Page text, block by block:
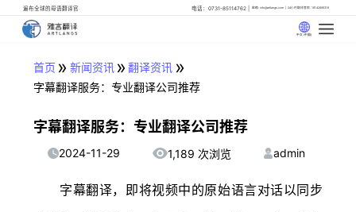
遍布全球的母语翻译官 电话：0731-85114762 邮箱: info@artlangs.com 24小时翻译管家: 18142666316
中文 (中国)
首页 » 新闻资讯» 翻译资讯 »
字幕翻译服务：专业翻译公司推荐
字幕翻译服务：专业翻译公司推荐
2024-11-29 1,189 次浏览 admin
字幕翻译，即将视频中的原始语言对话以同步